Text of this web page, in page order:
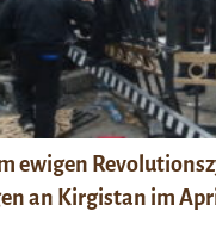
ewigen
an Kirgistan im